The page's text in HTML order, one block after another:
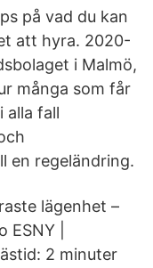
på vad du kan
att hyra. 2020-
i Malmö,
många som får
alla fall
en regeländring.
lägenhet –
|
2 minuter